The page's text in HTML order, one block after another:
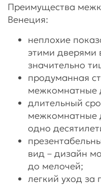
Преимущества
Венеция:
неплохие
этими дверями
значительно
продуманная
межкомнатные
длительный
межкомнатные
одно
вид – дизайн
до мелочей;
легкий уход за